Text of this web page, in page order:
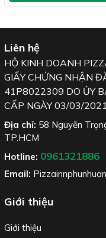
Liên hệ
HỘ KINH DOANH
GIẤY CHỨNG NHẬN
41P8022309 DO ỦY
CẤP NGÀY 03/03/
Địa chỉ: 58 Nguyễn
TP.HCM
Hotline: 0961321886
Email:
Giới thiệu
Giới thiệu